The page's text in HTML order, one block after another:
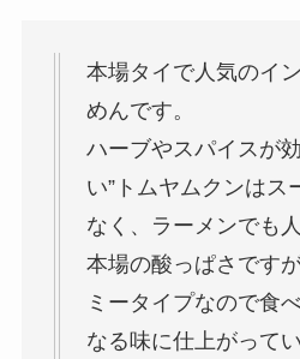
本場タイで人気のイ
めんです。
ハーブやスパイスが
い”トムヤムクンはス
なく、ラーメンでも
本場の酸っぱさです
ミータイプなので食
なる味に仕上がってい